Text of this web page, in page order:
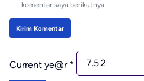
komentar saya berikutnya.
Current ye@r *